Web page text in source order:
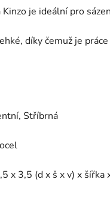
je ideální pro
díky čemuž je
Stříbrná
x 3,5 (d x š x v) x šířka